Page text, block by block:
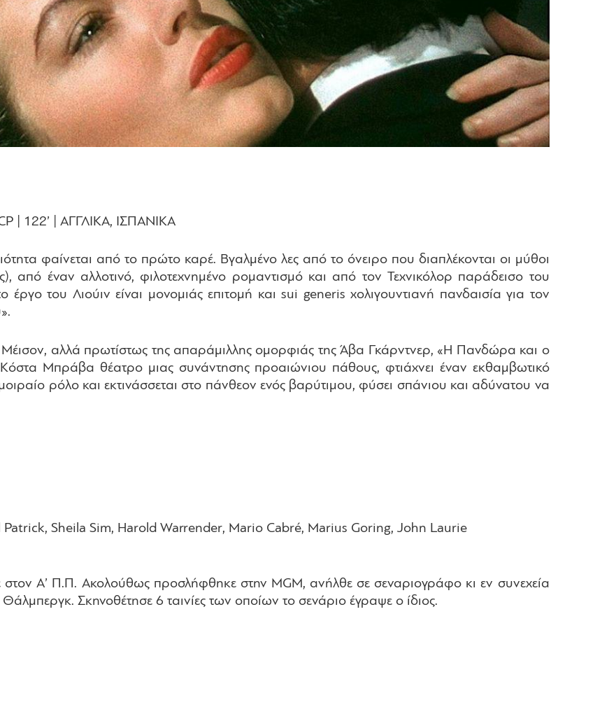
122’ | ΑΓΓΛΙΚΑ, ΙΣΠΑΝΙΚΑ
φαίνεται από το πρώτο καρέ. Βγαλμένο λες από το όνειρο που διαπλέκονται οι μύθοι
από έναν αλλοτινό, φιλοτεχνημένο ρομαντισμό και από τον Τεχνικόλορ παράδεισο του
του Λιούιν είναι μονομιάς επιτομή και sui generis χολιγουντιανή πανδαισία για τον
Μέισον, αλλά πρωτίστως της απαράμιλλης ομορφιάς της Άβα Γκάρντνερ, «Η Πανδώρα και ο
Κόστα Μπράβα θέατρο μιας συνάντησης προαιώνιου πάθους, φτιάχνει έναν εκθαμβωτικό
ρόλο και εκτινάσσεται στο πάνθεον ενός βαρύτιμου, φύσει σπάνιου και αδύνατου να
Patrick, Sheila Sim, Harold Warrender, Mario Cabré, Marius Goring, John Laurie
Α’ Π.Π. Ακολούθως προσλήφθηκε στην MGM, ανήλθε σε σεναριογράφο κι εν συνεχεία
Σκηνοθέτησε 6 ταινίες των οποίων το σενάριο έγραψε ο ίδιος.